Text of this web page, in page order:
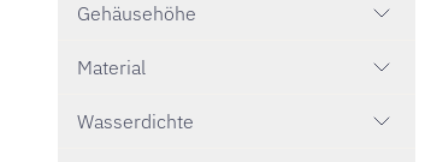
Gehäusehöhe
Material
Wasserdichte